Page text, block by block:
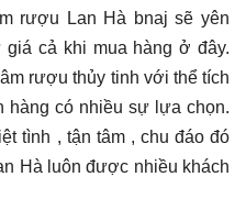
rượu Lan Hà bnaj sẽ yên
cả khi mua hàng ở đây.
rượu thủy tinh với thể tích
hàng có nhiều sự lựa chọn.
tình , tận tâm , chu đáo đó
Hà luôn được nhiều khách